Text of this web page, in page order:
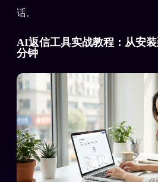
话。
AI返信工具实战教程：从安
分钟